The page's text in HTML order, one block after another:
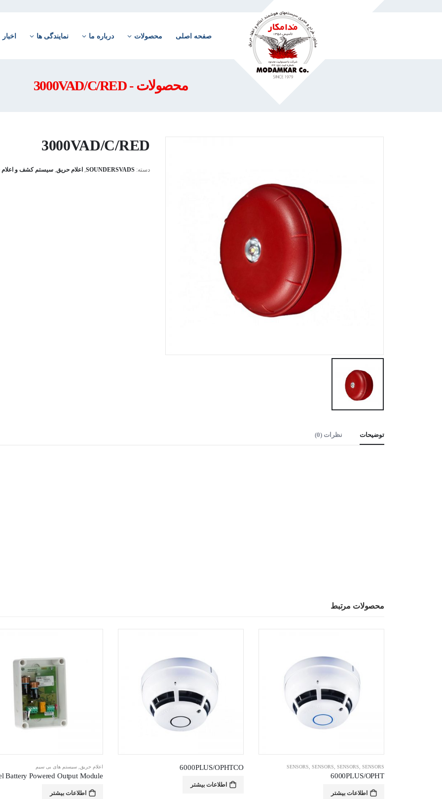
صفحه اصلی محصولات درباره ما نمایندگی ها اخبار
محصولات - 3000VAD/C/RED
3000VAD/C/RED
دسته: SOUNDERSVADS
, اعلام حریق, سیستم کشف و اعلام
توضیحات نظرات (0)
محصولات مرتبط
SENSORS, SENSORS, SENSORS, SENSORS
6000PLUS/OPHT
اطلاعات بیشتر
6000PLUS/OPHTCO
اطلاعات بیشتر
اعلام حریق, سیستم های بی سیم
اطلاعات بیشتر